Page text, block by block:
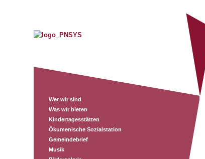
Wer wir sind
Was wir bieten
Kindertagesstätten
Ökumenische Sozialstation
Gemeindebrief
Musik